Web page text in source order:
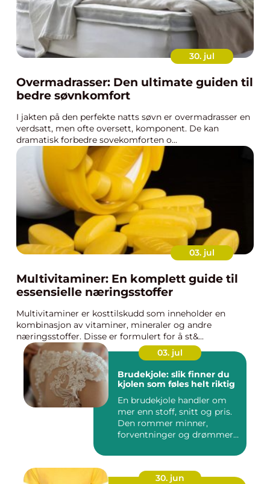
30. jul
Overmadrasser: Den ultimate guiden til
bedre søvnkomfort
I jakten på den perfekte natts søvn er overmadrasser en
verdsatt, men ofte oversett, komponent. De kan
dramatisk forbedre sovekomforten o...
03. jul
Multivitaminer: En komplett guide til
essensielle næringsstoffer
Multivitaminer er kosttilskudd som inneholder en
kombinasjon av vitaminer, mineraler og andre
næringsstoffer. Disse er formulert for å st&...
03. jul
Brudekjole: slik finner du
kjolen som føles helt riktig
En brudekjole handler om
mer enn stoff, snitt og pris.
Den rommer minner,
forventninger og drømmer
30. jun